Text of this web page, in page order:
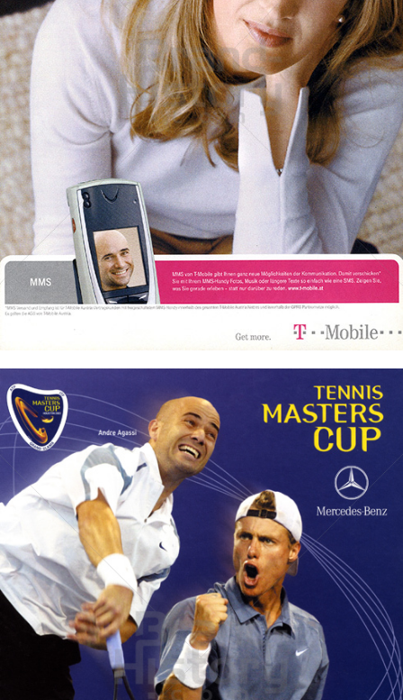
T-Mobile Austria T-Mobile Austria GmbH 2002
Bild-ID: 74169
TENNIS MASTERS CUP ATP Tour, Inc. 2003